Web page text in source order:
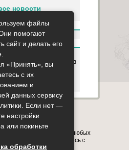
новости
ресурсом вы
на сбор, анализ
персональных
Правилам
О сайте Контакты
представлена в
Перед применением любых
проконсультируйтесь с
файлы
помогают
сайт и делать его
«Принять», вы
с их
и
данных сервису
Если нет —
настройки
или покиньте
обработки